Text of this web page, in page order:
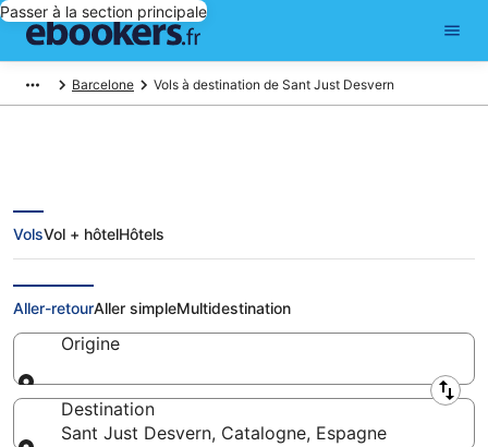
Passer à la section principale
Barcelone Vols à destination de Sant Just Desvern
Vols pas chers pour Sant Just
Desvern
VolsVol + hôtelHôtels
Aller-retourAller simpleMultidestination
Origine
Origine
Destination
Sant Just Desvern, Catalogne, Espagne